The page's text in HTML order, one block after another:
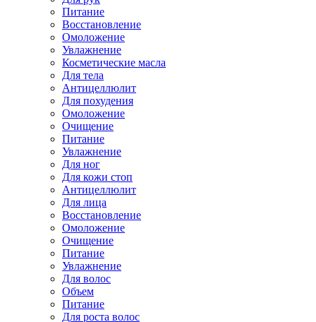
Питание
Восстановление
Омоложение
Увлажнение
Косметические масла
Для тела
Антицеллюлит
Для похудения
Омоложение
Очищение
Питание
Увлажнение
Для ног
Для кожи стоп
Антицеллюлит
Для лица
Восстановление
Омоложение
Очищение
Питание
Увлажнение
Для волос
Объем
Питание
Для роста волос